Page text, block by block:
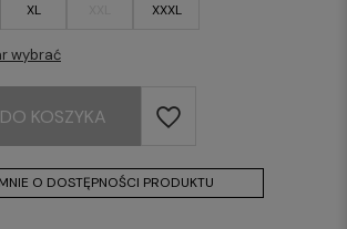
XL XXXL
wybrać
KOSZYKA
O DOSTĘPNOŚCI PRODUKTU